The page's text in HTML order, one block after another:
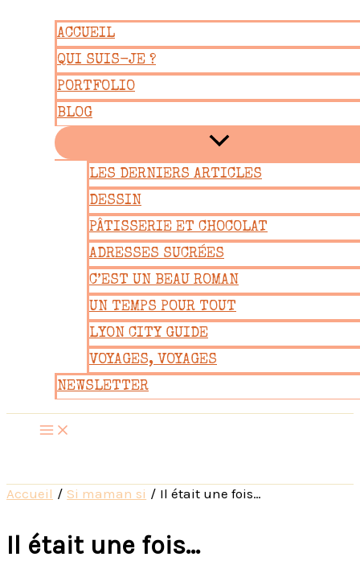
contenu
ACCUEIL
QUI SUIS-JE ?
PORTFOLIO
BLOG
LES DERNIERS ARTICLES
DESSIN
PÂTISSERIE ET CHOCOLAT
ADRESSES SUCRÉES
C’EST UN BEAU ROMAN
UN TEMPS POUR TOUT
LYON CITY GUIDE
VOYAGES, VOYAGES
NEWSLETTER
Accueil Si maman si Il était une fois…
Il était une fois…